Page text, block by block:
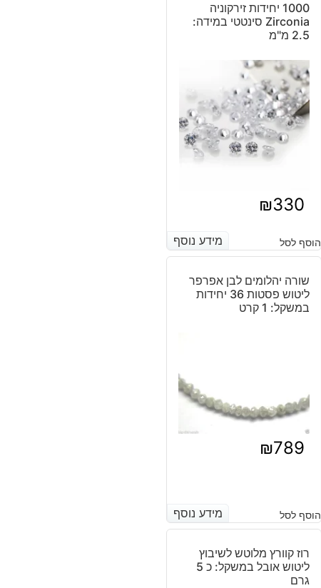
1000 יחידות זירקוניה
Zirconia סינטטי במידה:
2.5 מ"מ
₪330
מידע נוסף הוסף לסל מידע נוסף
שורה יהלומים לבן אפרפר
ליטוש פסטות 36 יחידות
במשקל: 1 קרט
₪789
מידע נוסף הוסף לסל מידע נוסף
רוז קוורץ מלוטש לשיבוץ
ליטוש אובל במשקל: כ 5
גרם